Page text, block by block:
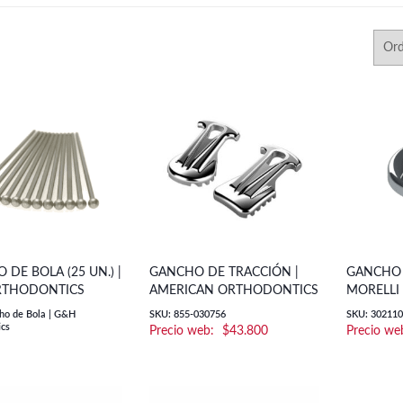
DE BOLA (25 UN.) |
de Bola | G&H
GANCHO DE TRACCIÓN |
AMERICAN ORTHODONTICS
SKU: 855-030756
$43.800
MORELLI
SKU: